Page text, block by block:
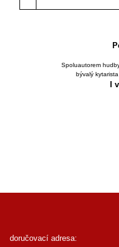
Spoluautorem
bývalý
I
doručovací adresa: